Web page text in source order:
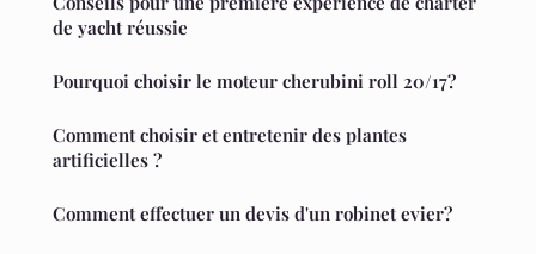
de yacht réussie
Pourquoi choisir le moteur cherubini roll 20/17?
Comment choisir et entretenir des plantes
artificielles ?
Comment effectuer un devis d'un robinet evier?